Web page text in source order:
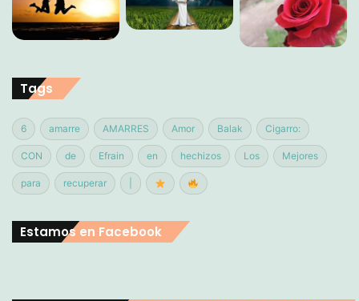
Tags
6 amarre AMARRES Amor Balak Cigarro:
CON de Efrain en hechizos Los Mejores
para recuperar
Estamos en Facebook